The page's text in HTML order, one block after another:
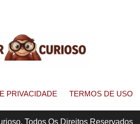
PRIVACIDADE TERMOS DE USO
Todos Os Direitos Reservados